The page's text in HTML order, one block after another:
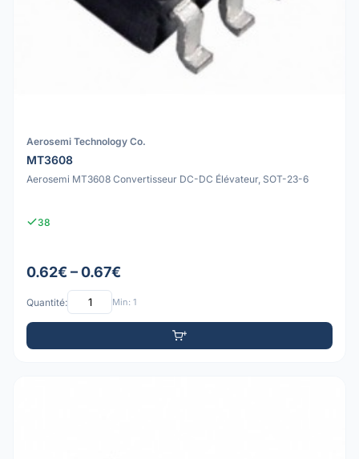
Aerosemi Technology Co.
MT3608
Aerosemi MT3608 Convertisseur DC-DC Élévateur, SOT-23-6
38
0.62€ – 0.67€
Quantité: Min: 1